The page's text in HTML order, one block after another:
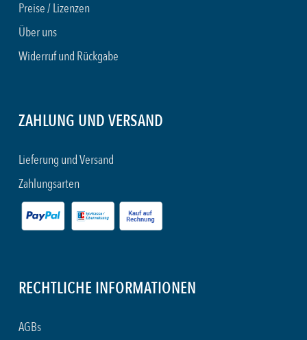
Preise / Lizenzen
Über uns
Widerruf und Rückgabe
ZAHLUNG UND VERSAND
Lieferung und Versand
Zahlungsarten
RECHTLICHE INFORMATIONEN
AGBs